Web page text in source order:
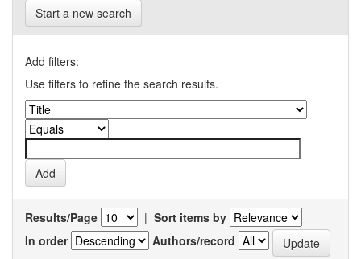
Start a new search
Add filters:
Use filters to refine the search results.
Results/Page | Sort items by
In order
Authors/record